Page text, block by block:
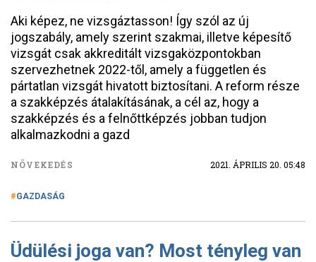
Aki képez, ne vizsgáztasson! Így szól az új
jogszabály, amely szerint szakmai, illetve képesítő
vizsgát csak akkreditált vizsgaközpontokban
szervezhetnek 2022-től, amely a független és
pártatlan vizsgát hivatott biztosítani. A reform része
a szakképzés átalakításának, a cél az, hogy a
szakképzés és a felnőttképzés jobban tudjon
alkalmazkodni a gazd
NÖVEKEDÉS 2021. ÁPRILIS 20. 05:48
GAZDASÁG
Üdülési joga van? Most tényleg van